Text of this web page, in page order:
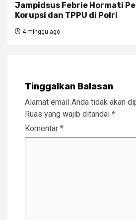
Jampidsus Febrie Hormati
Korupsi dan TPPU di Polri
4 minggu ago
Tinggalkan Balasan
Alamat email Anda tidak akan
Ruas yang wajib ditandai *
Komentar *